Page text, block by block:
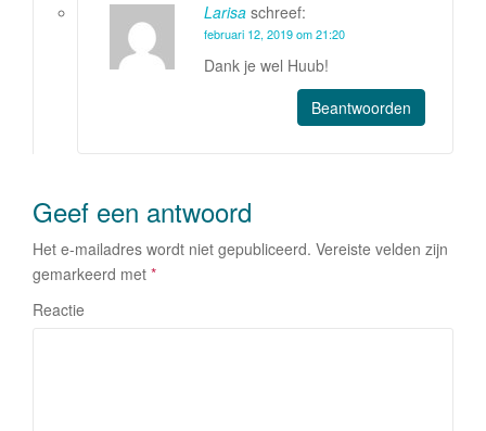
Larisa schreef:
februari 12, 2019 om 21:20
Dank je wel Huub!
Beantwoorden
Geef een antwoord
Het e-mailadres wordt niet gepubliceerd. Vereiste velden zijn
gemarkeerd met *
Reactie